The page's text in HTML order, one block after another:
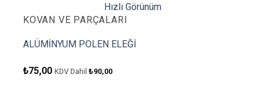
Hızlı Görünüm
KOVAN VE PARÇALARI
ALÜMİNYUM POLEN ELEĞİ
₺75,00 KDV Dahil ₺90,00